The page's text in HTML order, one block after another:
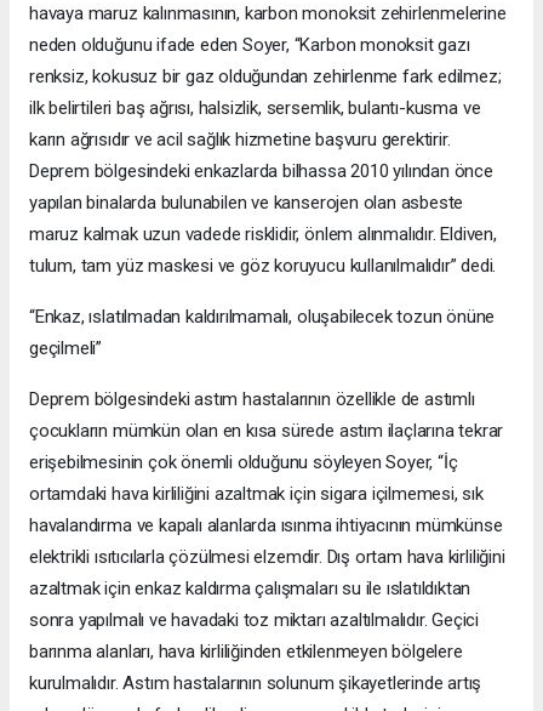
havaya maruz kalınmasının, karbon monoksit zehirlenmelerine
neden olduğunu ifade eden Soyer, “Karbon monoksit gazı
renksiz, kokusuz bir gaz olduğundan zehirlenme fark edilmez;
ilk belirtileri baş ağrısı, halsizlik, sersemlik, bulantı-kusma ve
karın ağrısıdır ve acil sağlık hizmetine başvuru gerektirir.
Deprem bölgesindeki enkazlarda bilhassa 2010 yılından önce
yapılan binalarda bulunabilen ve kanserojen olan asbeste
maruz kalmak uzun vadede risklidir, önlem alınmalıdır. Eldiven,
tulum, tam yüz maskesi ve göz koruyucu kullanılmalıdır” dedi.
“Enkaz, ıslatılmadan kaldırılmamalı, oluşabilecek tozun önüne
geçilmeli”
Deprem bölgesindeki astım hastalarının özellikle de astımlı
çocukların mümkün olan en kısa sürede astım ilaçlarına tekrar
erişebilmesinin çok önemli olduğunu söyleyen Soyer, “İç
ortamdaki hava kirliliğini azaltmak için sigara içilmemesi, sık
havalandırma ve kapalı alanlarda ısınma ihtiyacının mümkünse
elektrikli ısıtıcılarla çözülmesi elzemdir. Dış ortam hava kirliliğini
azaltmak için enkaz kaldırma çalışmaları su ile ıslatıldıktan
sonra yapılmalı ve havadaki toz miktarı azaltılmalıdır. Geçici
barınma alanları, hava kirliliğinden etkilenmeyen bölgelere
kurulmalıdır. Astım hastalarının solunum şikayetlerinde artış